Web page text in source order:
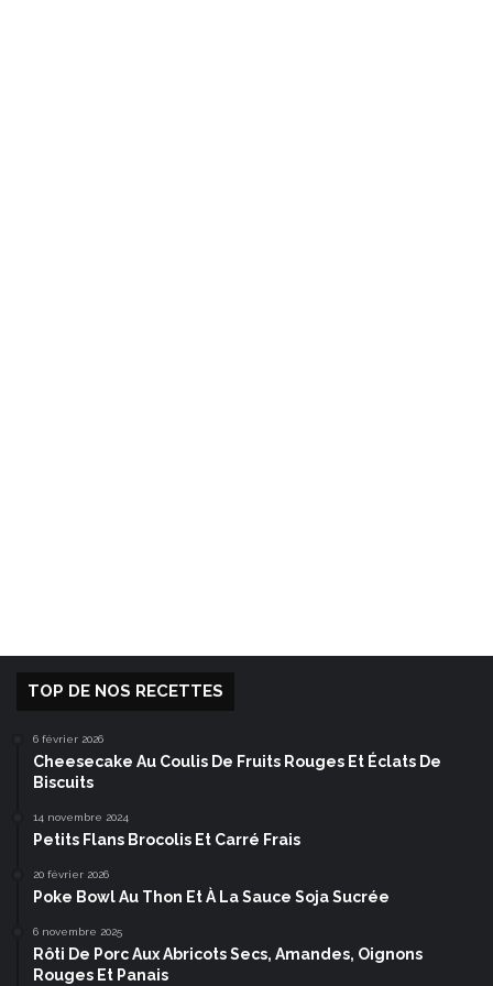
TOP DE NOS RECETTES
6 février 2026
Cheesecake Au Coulis De Fruits Rouges Et Éclats De
Biscuits
14 novembre 2024
Petits Flans Brocolis Et Carré Frais
20 février 2026
Poke Bowl Au Thon Et À La Sauce Soja Sucrée
6 novembre 2025
Rôti De Porc Aux Abricots Secs, Amandes, Oignons
Rouges Et Panais